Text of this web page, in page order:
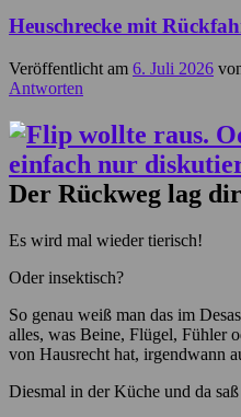
Heuschrecke mit
Veröffentlicht am 6. Juli 2026
Antworten
Der Rückweg lag
Es wird mal wieder tierisch!
Oder insektisch?
So genau weiß man das im
alles, was Beine, Flügel, Fühler
von Hausrecht hat, irgendwann
Diesmal in der Küche und da